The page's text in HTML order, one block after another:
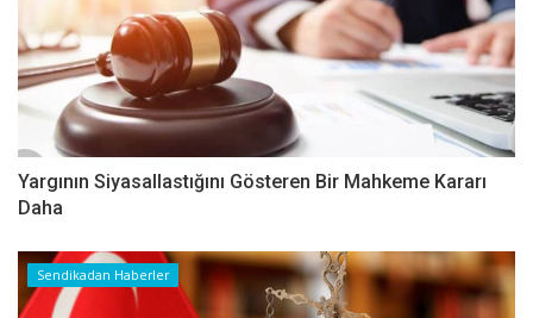
Yargının Siyasallastığını Gösteren Bir Mahkeme Kararı
Daha
Sendikadan Haberler